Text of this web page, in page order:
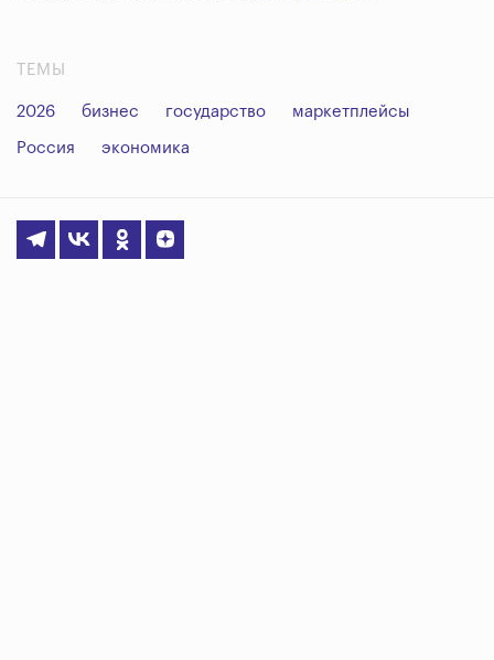
ТЕМЫ
2026 бизнес государство маркетплейсы
Россия экономика